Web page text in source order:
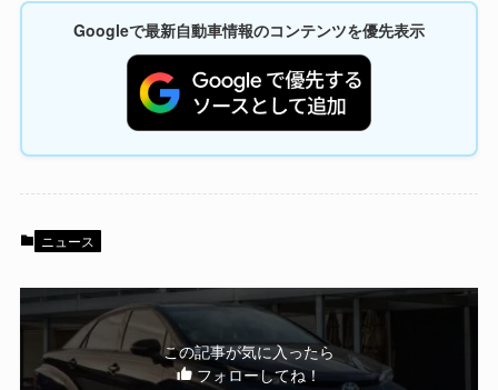
Googleで最新自動車情報のコンテンツを優先表示
ニュース
この記事が気に入ったら
フォローしてね！